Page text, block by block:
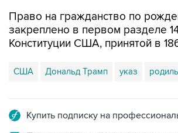
Право на гражданство по
закреплено в первом разделе
Конституции США, принятой в
США Дональд Трамп указ
Купить подписку на